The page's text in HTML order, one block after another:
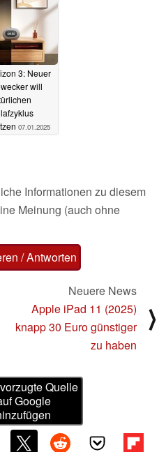
3: Neuer
will
07.01.2025
Informationen zu diesem
Meinung (auch ohne
/ Antworten
Neuere News
Apple iPad 11 (2025)
knapp 30 Euro günstiger
zu haben
⟩
Quelle
Google